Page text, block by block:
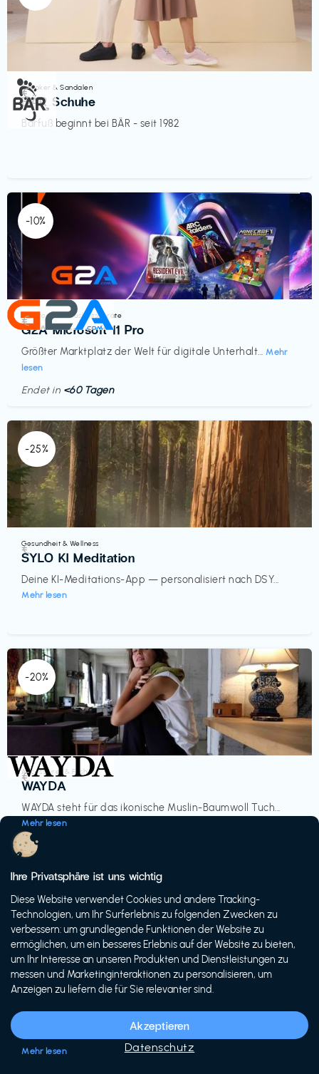
Sneaker & Sandalen
BÄR Schuhe
Barfuß beginnt bei BÄR - seit 1982
€‎
-10%
Elektronik & Haushaltsgeräte
G2A Microsoft 11 Pro
Größter Marktplatz der Welt für digitale Unterhalt... Mehr
lesen
€‎
Endet in <60 Tagen
-25%
Gesundheit & Wellness
SYLO KI Meditation
Deine KI-Meditations-App — personalisiert nach DSY...
Mehr lesen
€‎
-20%
Accessoires & Fashion
WAYDA
WAYDA steht für das ikonische Muslin-Baumwoll Tuch...
Mehr lesen
€‎
-20%
Siech Cycles
Entdecke den Schweizer Brand für urbane Fahrräder...
Mehr lesen
Ihre Privatsphäre ist uns wichtig
Diese Website verwendet Cookies und andere Tracking-
Technologien, um Ihr Surferlebnis zu folgenden Zwecken zu
verbessern: um grundlegende Funktionen der Website zu
ermöglichen, um ein besseres Erlebnis auf der Website zu bieten,
um Ihr Interesse an unseren Produkten und Dienstleistungen zu
messen und Marketinginteraktionen zu personalisieren, um
Anzeigen zu liefern die für Sie relevanter sind.
Akzeptieren
Datenschutz